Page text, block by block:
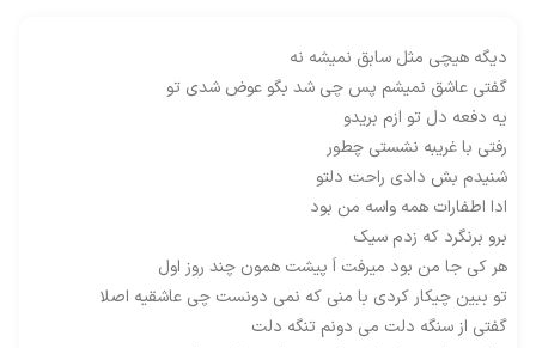
دیگه هیچی مثل سابق نمیشه نه
گفتی عاشق نمیشم پس چی شد بگو عوض شدی تو
یه دفعه دل تو ازم بریدو
رفتی با غریبه نشستی چطور
شنیدم بش دادی راحت دلتو
ادا اطفارات همه واسه من بود
برو برنگرد که زدم سیک
هر کی جا من بود میرفت اَ پیشت همون چند روز اول
تو ببین چیکار کردی با منی که نمی دونست چی عاشقیه اصلا
گفتی از سنگه دلت می دونم تنگه دلت